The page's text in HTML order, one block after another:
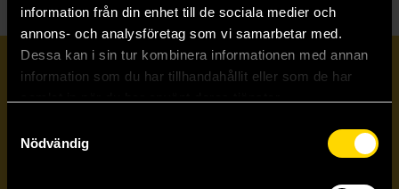
information från din enhet till de sociala medier och
annons- och analysföretag som vi samarbetar med.
Dessa kan i sin tur kombinera informationen med annan
information som du har tillhandahållit eller som de har
Nödvändig
Prenumerera på vårt nyhetsbrev
Skicka